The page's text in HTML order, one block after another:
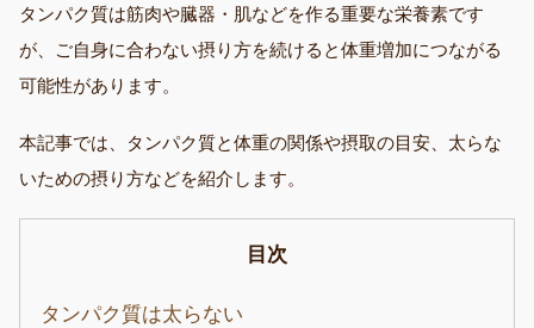
タンパク質は筋肉や臓器・肌などを作る重要な栄養素です
が、ご自身に合わない摂り方を続けると体重増加につながる
可能性があります。
本記事では、タンパク質と体重の関係や摂取の目安、太らな
いための摂り方などを紹介します。
目次
タンパク質は太らない